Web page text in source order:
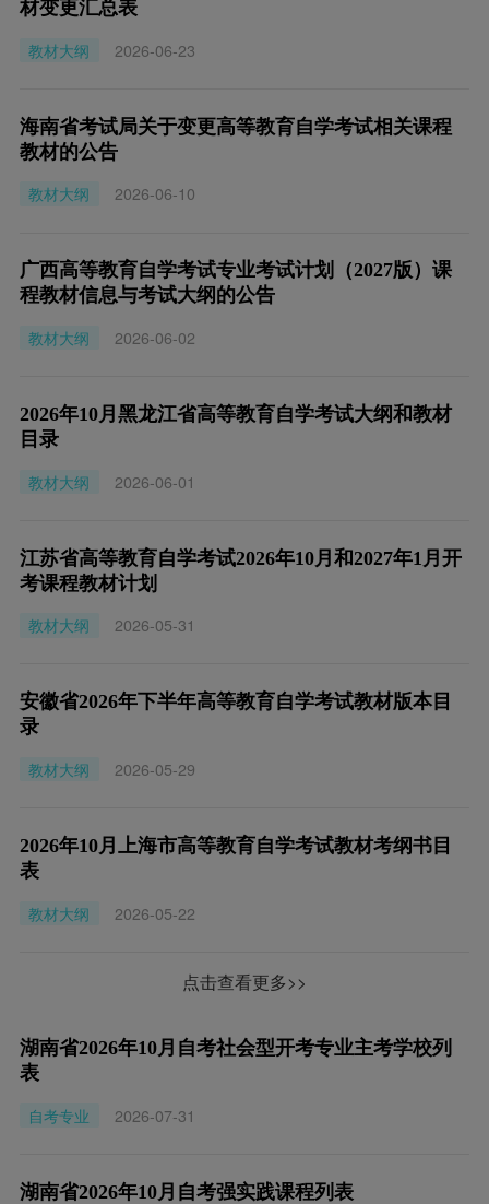
材变更汇总表
教材大纲
2026-06-23
海南省考试局关于变更高等教育自学考试相关课程
教材的公告
教材大纲
2026-06-10
广西高等教育自学考试专业考试计划（2027版）课
程教材信息与考试大纲的公告
教材大纲
2026-06-02
2026年10月黑龙江省高等教育自学考试大纲和教材
目录
教材大纲
2026-06-01
江苏省高等教育自学考试2026年10月和2027年1月开
考课程教材计划
教材大纲
2026-05-31
安徽省2026年下半年高等教育自学考试教材版本目
录
教材大纲
2026-05-29
2026年10月上海市高等教育自学考试教材考纲书目
表
教材大纲
2026-05-22
点击查看更多>>
湖南省2026年10月自考社会型开考专业主考学校列
表
自考专业
2026-07-31
湖南省2026年10月自考强实践课程列表